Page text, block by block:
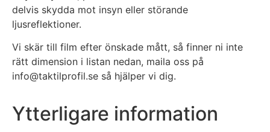
delvis skydda mot insyn eller störande
ljusreflektioner.
Vi skär till film efter önskade mått, så finner ni inte
rätt dimension i listan nedan, maila oss på
info@taktilprofil.se så hjälper vi dig.
Ytterligare information